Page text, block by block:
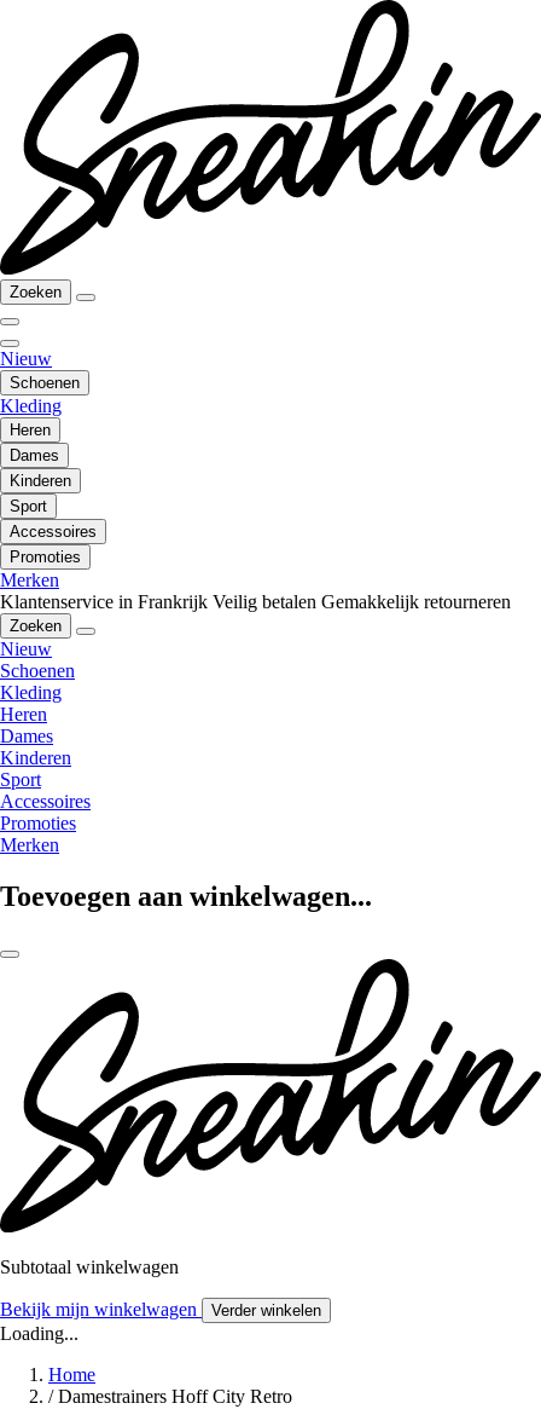
Zoeken
Nieuw
Schoenen
Kleding
Heren
Dames
Kinderen
Sport
Accessoires
Promoties
Merken
Klantenservice in Frankrijk Veilig betalen Gemakkelijk retourneren
Zoeken
Nieuw
Schoenen
Kleding
Heren
Dames
Kinderen
Sport
Accessoires
Promoties
Merken
Toevoegen aan winkelwagen...
Subtotaal winkelwagen
Bekijk mijn winkelwagen Verder winkelen
Loading...
Home
/ Damestrainers Hoff City Retro